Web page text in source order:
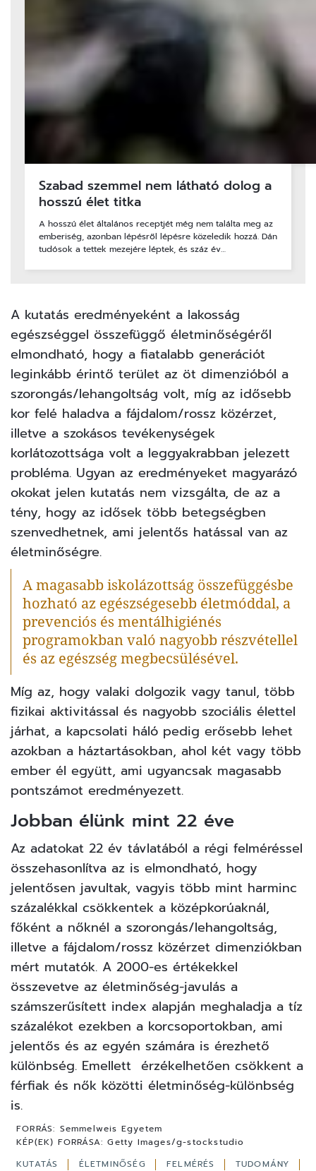
Szabad szemmel nem látható dolog a
hosszú élet titka
A hosszú élet általános receptjét még nem találta meg az
emberiség, azonban lépésről lépésre közeledik hozzá. Dán
tudósok a tettek mezejére léptek, és száz év…
A kutatás eredményeként a lakosság
egészséggel összefüggő életminőségéről
elmondható, hogy a fiatalabb generációt
leginkább érintő terület az öt dimenzióból a
szorongás/lehangoltság volt, míg az idősebb
kor felé haladva a fájdalom/rossz közérzet,
illetve a szokásos tevékenységek
korlátozottsága volt a leggyakrabban jelezett
probléma. Ugyan az eredményeket magyarázó
okokat jelen kutatás nem vizsgálta, de az a
tény, hogy az idősek több betegségben
szenvedhetnek, ami jelentős hatással van az
életminőségre.
A magasabb iskolázottság összefüggésbe
hozható az egészségesebb életmóddal, a
prevenciós és mentálhigiénés
programokban való nagyobb részvétellel
és az egészség megbecsülésével.
Míg az, hogy valaki dolgozik vagy tanul, több
fizikai aktivitással és nagyobb szociális élettel
járhat, a kapcsolati háló pedig erősebb lehet
azokban a háztartásokban, ahol két vagy több
ember él együtt, ami ugyancsak magasabb
pontszámot eredményezett.
Jobban élünk mint 22 éve
Az adatokat 22 év távlatából a régi felméréssel
összehasonlítva az is elmondható, hogy
jelentősen javultak, vagyis több mint harminc
százalékkal csökkentek a középkorúaknál,
főként a nőknél a szorongás/lehangoltság,
illetve a fájdalom/rossz közérzet dimenziókban
mért mutatók. A 2000-es értékekkel
összevetve az életminőség-javulás a
számszerűsített index alapján meghaladja a tíz
százalékot ezekben a korcsoportokban, ami
jelentős és az egyén számára is érezhető
különbség. Emellett érzékelhetően csökkent a
férfiak és nők közötti életminőség-különbség
is.
FORRÁS: Semmelweis Egyetem
KÉP(EK) FORRÁSA: Getty Images/g-stockstudio
KUTATÁS
ÉLETMINŐSÉG FELMÉRÉS TUDOMÁNY